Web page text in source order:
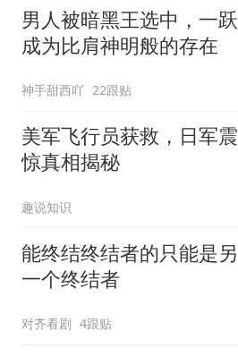
男人被暗黑王选中，一跃
成为比肩神明般的存在
神手甜西吖 22跟贴
美军飞行员获救，日军震
惊真相揭秘
趣说知识
能终结终结者的只能是另
一个终结者
对齐看剧 4跟贴